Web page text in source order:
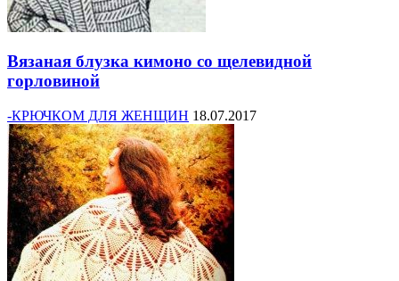
Вязаная блузка кимоно со щелевидной
горловиной
-КРЮЧКОМ ДЛЯ ЖЕНЩИН 18.07.2017